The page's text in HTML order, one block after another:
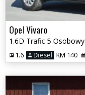
Opel Vivaro
1.6 Diesel KM 140